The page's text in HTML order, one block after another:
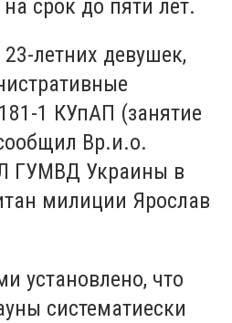
срок до пяти лет.
летних девушек,
1 КУпАП (занятие
Вр.и.о.
ГУМВД Украины в
милиции Ярослав
установлено, что
систематиески